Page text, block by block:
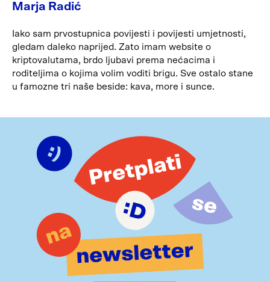
Marja Radić
Iako sam prvostupnica povijesti i povijesti umjetnosti,
gledam daleko naprijed. Zato imam website o
kriptovalutama, brdo ljubavi prema nećacima i
roditeljima o kojima volim voditi brigu. Sve ostalo stane
u famozne tri naše beside: kava, more i sunce.